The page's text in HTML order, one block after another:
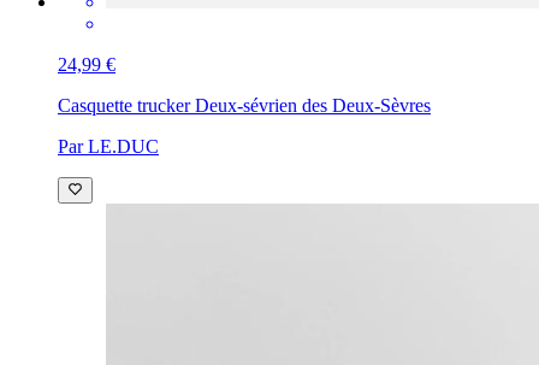
24,99 €
Casquette truckerDeux-sévrien des Deux-Sèvres
Par LE.DUC